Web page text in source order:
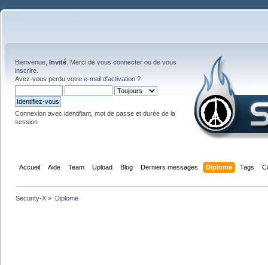
Bienvenue, Invité . Merci de vous connecter ou de vous
inscrire
Avez-vous perdu votre e-mail d'activation ?
Connexion avec identifiant, mot de passe et durée de la
session
Accueil Aide Team Upload Blog Derniers messages Diplome Tags
Security-X » Diplome